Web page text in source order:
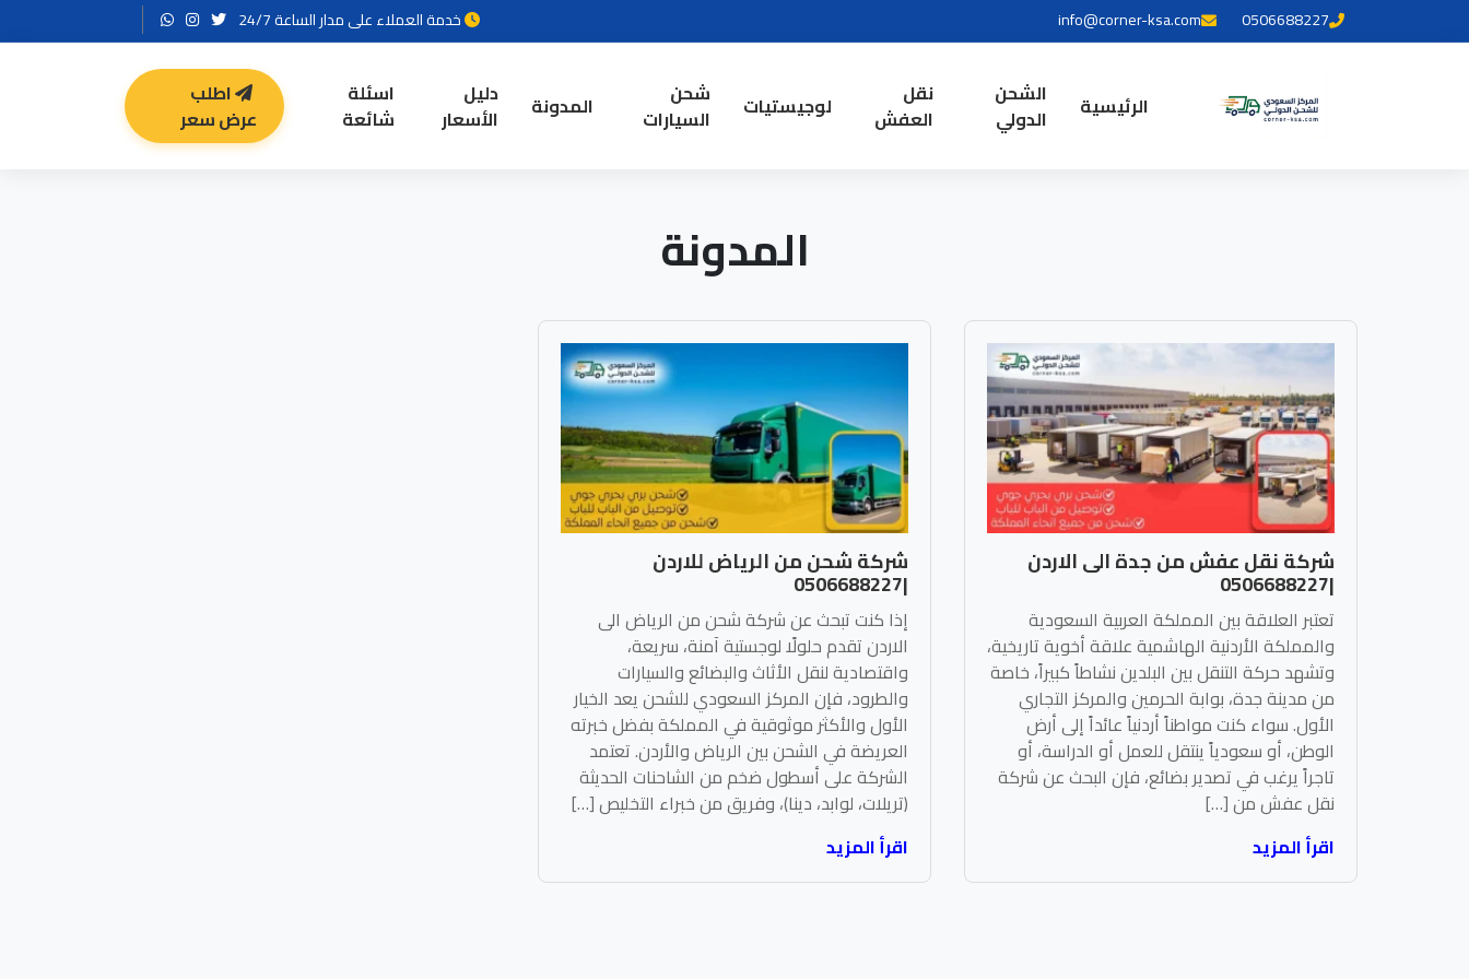
0506688227
info@corner-ksa.com خدمة العملاء على مدار الساعة 24/7
الرئيسية
الشحن
الدولي
نقل
العفش
لوجيستيات
شحن
السيارات
المدونة
دليل
الأسعار
اسئلة
شائعة
اطلب
عرض سعر
المدونة
شركة نقل عفش من جدة الى الاردن
|0506688227
تعتبر العلاقة بين المملكة العربية السعودية
والمملكة الأردنية الهاشمية علاقة أخوية تاريخية،
وتشهد حركة التنقل بين البلدين نشاطاً كبيراً، خاصة
من مدينة جدة، بوابة الحرمين والمركز التجاري
الأول. سواء كنت مواطناً أردنياً عائداً إلى أرض
الوطن، أو سعودياً ينتقل للعمل أو الدراسة، أو
تاجراً يرغب في تصدير بضائع، فإن البحث عن شركة
نقل عفش من […]
اقرأ المزيد
شركة شحن من الرياض للاردن
|0506688227
إذا كنت تبحث عن شركة شحن من الرياض الى
الاردن تقدم حلولًا لوجستية آمنة، سريعة،
واقتصادية لنقل الأثاث والبضائع والسيارات
والطرود، فإن المركز السعودي للشحن يعد الخيار
الأول والأكثر موثوقية في المملكة بفضل خبرته
العريضة في الشحن بين الرياض والأردن. تعتمد
الشركة على أسطول ضخم من الشاحنات الحديثة
(تريلات، لوابد، دينا)، وفريق من خبراء التخليص […]
اقرأ المزيد